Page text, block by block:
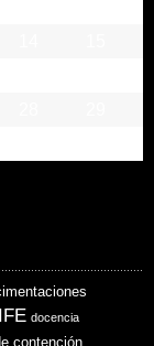
docencia
contención